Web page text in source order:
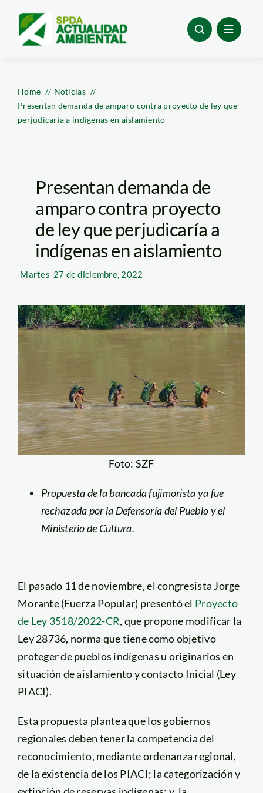
content
Home
Noticias
Presentan demanda de amparo contra proyecto de ley que
perjudicaría a indígenas en aislamiento
Presentan demanda de
amparo contra proyecto
de ley que perjudicaría a
indígenas en aislamiento
Martes 27 de diciembre, 2022
Foto: SZF
Propuesta de la bancada fujimorista ya fue
rechazada por la Defensoría del Pueblo y el
Ministerio de Cultura.
El pasado 11 de noviembre, el congresista Jorge
Morante (Fuerza Popular) presentó el Proyecto
de Ley 3518/2022-CR, que propone modificar la
Ley 28736, norma que tiene como objetivo
proteger de pueblos indígenas u originarios en
situación de aislamiento y contacto Inicial (Ley
PIACI).
Esta propuesta plantea que los gobiernos
regionales deben tener la competencia del
reconocimiento, mediante ordenanza regional,
de la existencia de los PIACI; la categorización y